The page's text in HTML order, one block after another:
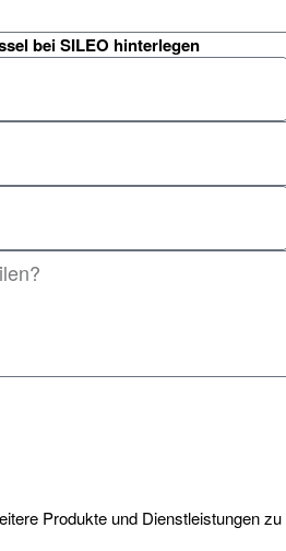
bei SILEO hinterlegen
Produkte und Dienstleistungen zu